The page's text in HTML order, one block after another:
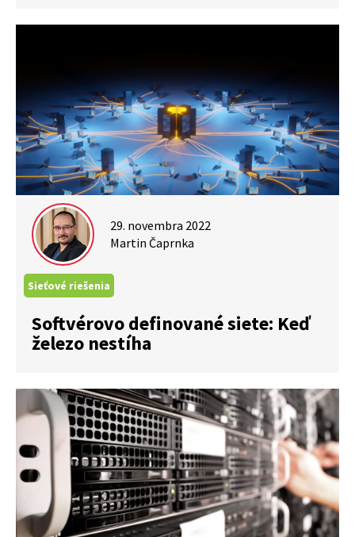
29. novembra 2022
Martin Čaprnka
Sieťové riešenia
Softvérovo definované siete: Keď
železo nestíha